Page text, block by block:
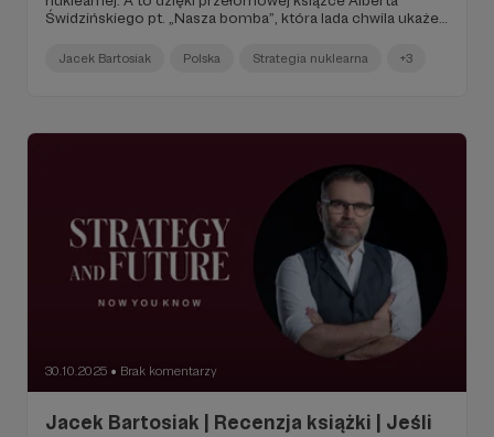
Świdzińskiego pt. „Nasza bomba”, która lada chwila ukaże
Jacek Bartosiak Polska Strategia nuklearna +3
30.10.2025 ● Brak komentarzy
Jacek Bartosiak | Recenzja książki | Jeśli